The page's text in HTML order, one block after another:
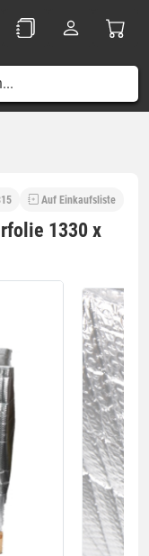
Auf Einkaufsliste
1330 x